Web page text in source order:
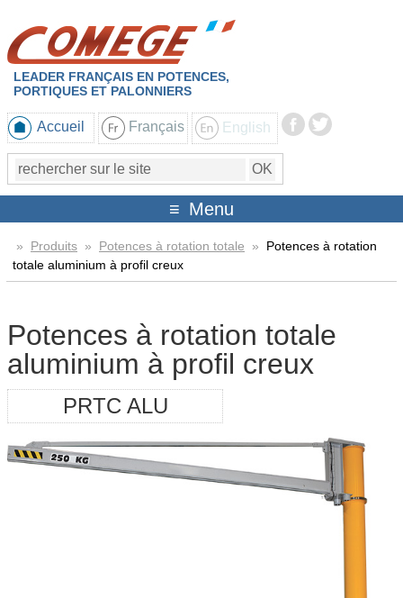
LEADER FRANÇAIS EN POTENCES,
PORTIQUES ET PALONNIERS
Accueil Français English
Menu
» Produits » Potences à rotation totale » Potences à rotation
totale aluminium à profil creux
Potences à rotation totale
aluminium à profil creux
PRTC ALU